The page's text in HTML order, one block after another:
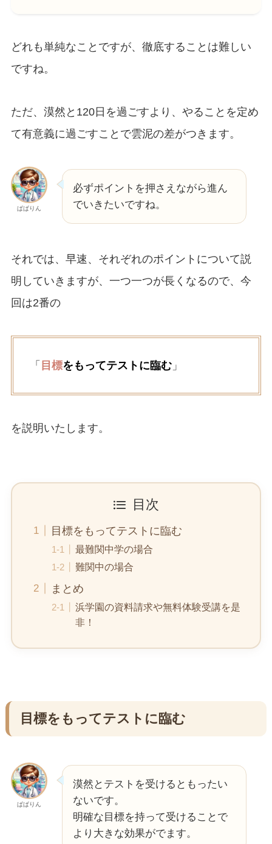
どれも単純なことですが、徹底することは難しい
ですね。
ただ、漠然と120日を過ごすより、やることを定め
て有意義に過ごすことで雲泥の差がつきます。
ぱぱりん
必ずポイントを押さえながら進ん
でいきたいですね。
それでは、早速、それぞれのポイントについて説
明していきますが、一つ一つが長くなるので、今
回は2番の
「 目標をもってテストに臨む」
を説明いたします。
目次
目標をもってテストに臨む
最難関中学の場合
難関中の場合
まとめ
浜学園の資料請求や無料体験受講を是
非！
目標をもってテストに臨む
ぱぱりん
漠然とテストを受けるともったい
ないです。
明確な目標を持って受けることで
より大きな効果がでます。